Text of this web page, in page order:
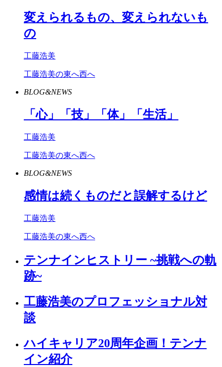
変えられるもの、変えられないも
の
工藤浩美
工藤浩美の東へ西へ
BLOG&NEWS
「心」「技」「体」「生活」
工藤浩美
工藤浩美の東へ西へ
BLOG&NEWS
感情は続くものだと誤解するけど
工藤浩美
工藤浩美の東へ西へ
テンナインヒストリー ~挑戦への軌
跡~
工藤浩美のプロフェッショナル対
談
ハイキャリア20周年企画！テンナ
イン紹介